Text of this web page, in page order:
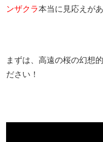
ンザクラ本当に見応えがあ
まずは、高遠の桜の幻想
ださい！